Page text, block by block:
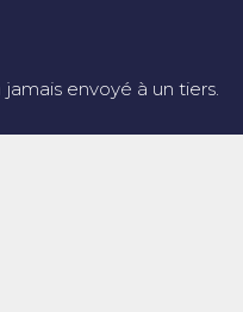
envoyé à un tiers.